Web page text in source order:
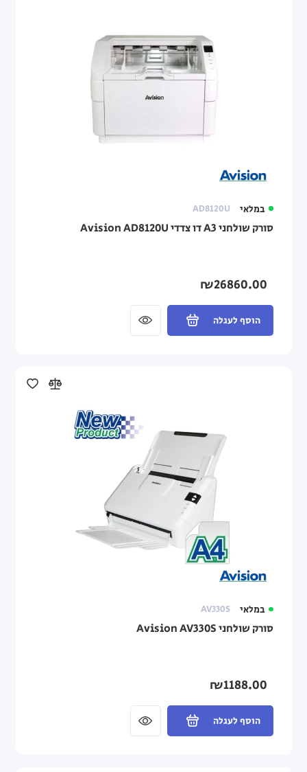
במלאי AD8120U
סורק שולחני A3 דו צדדי Avision AD8120U
₪26860.00
הוסף לעגלה
במלאי AV330S
סורק שולחני Avision AV330S
₪1188.00
הוסף לעגלה